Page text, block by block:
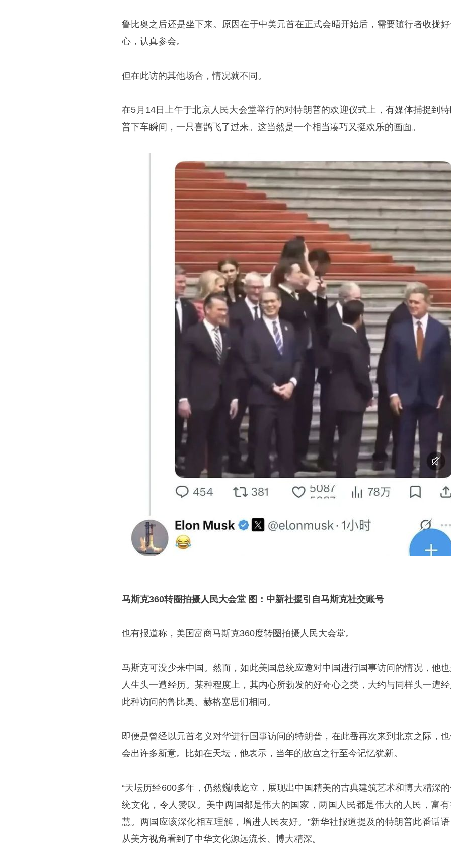
鲁比奥之后还是坐下来。原因在于中美元首在正式会晤开始后，需要随行者收拢
心，认真参会。
但在此访的其他场合，情况就不同。
在5月14日上午于北京人民大会堂举行的对特朗普的欢迎仪式上，有媒体捕捉到特
普下车瞬间，一只喜鹊飞了过来。这当然是一个相当凑巧又挺欢乐的画面。
马斯克360转圈拍摄人民大会堂 图：中新社援引自马斯克社交账号
也有报道称，美国富商马斯克360度转圈拍摄人民大会堂。
马斯克可没少来中国。然而，如此美国总统应邀对中国进行国事访问的情况，他
人生头一遭经历。某种程度上，其内心所勃发的好奇心之类，大约与同样头一遭
此种访问的鲁比奥、赫格塞思们相同。
即便是曾经以元首名义对华进行国事访问的特朗普，在此番再次来到北京之际，
会出许多新意。比如在天坛，他表示，当年的故宫之行至今记忆犹新。
“天坛历经600多年，仍然巍峨屹立，展现出中国精美的古典建筑艺术和博大精深
统文化，令人赞叹。美中两国都是伟大的国家，两国人民都是伟大的人民，富有
慧。两国应该深化相互理解，增进人民友好。”新华社报道提及的特朗普此番话语
从美方视角看到了中华文化源远流长、博大精深。